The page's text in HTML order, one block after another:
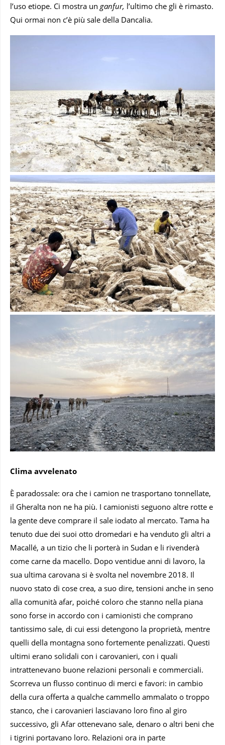
l’uso etiope. Ci mostra un ganfur, l’ultimo che gli è rimasto.
Qui ormai non c’è più sale della Dancalia.
Clima avvelenato
È paradossale: ora che i camion ne trasportano tonnellate,
il Gheralta non ne ha più. I camionisti seguono altre rotte e
la gente deve comprare il sale iodato al mercato. Tama ha
tenuto due dei suoi otto dromedari e ha venduto gli altri a
Macallé, a un tizio che li porterà in Sudan e li rivenderà
come carne da macello. Dopo ventidue anni di lavoro, la
sua ultima carovana si è svolta nel novembre 2018. Il
nuovo stato di cose crea, a suo dire, tensioni anche in seno
alla comunità afar, poiché coloro che stanno nella piana
sono forse in accordo con i camionisti che comprano
tantissimo sale, di cui essi detengono la proprietà, mentre
quelli della montagna sono fortemente penalizzati. Questi
ultimi erano solidali con i carovanieri, con i quali
intrattenevano buone relazioni personali e commerciali.
Scorreva un flusso continuo di merci e favori: in cambio
della cura offerta a qualche cammello ammalato o troppo
stanco, che i carovanieri lasciavano loro fino al giro
successivo, gli Afar ottenevano sale, denaro o altri beni che
i tigrini portavano loro. Relazioni ora in parte